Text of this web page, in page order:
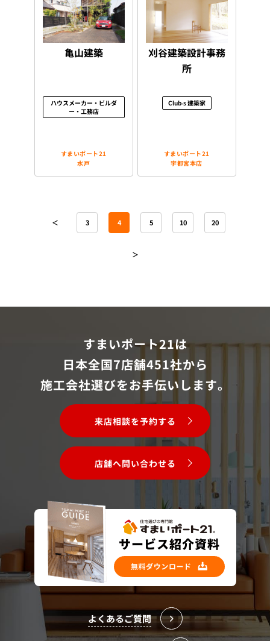
亀山建築
ハウスメーカー・ビルダ
ー・工務店
すまいポート21
水戸
刈谷建築設計事務
所
Club-s 建築家
すまいポート21
宇都宮本店
＜ 3 4 5 10 20
＞
すまいポート21は
日本全国7店舗451社から
施工会社選びをお手伝いします。
来店相談を予約する
店舗へ問い合わせる
よくあるご質問